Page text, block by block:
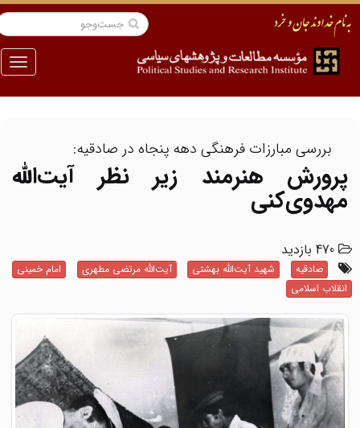
منو
بررسی مبارزات فرهنگی دهه پنجاه در صادقیه:
پرورش هنرمند زیر نظر آیت‌الله
مهدوی‌کنی
470 بازدید
صادقیه شهید آیت‌الله بهشتی آیت‌الله مرتضی مطهری
امام خمینی
انقلاب اسلامی